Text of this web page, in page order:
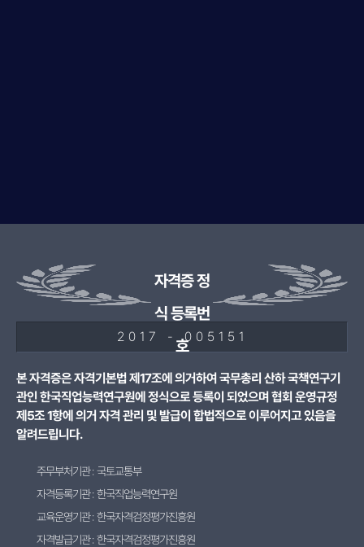
자격증 정
식 등록번
호
2017 - 005151
본 자격증은 자격기본법 제17조에 의거하여 국무총리 산하 국책연구기
관인 한국직업능력연구원에 정식으로 등록이 되었으며 협회 운영규정
제5조 1항에 의거 자격 관리 및 발급이 합법적으로 이루어지고 있음을
알려드립니다.
주무부처기관 : 국토교통부
자격등록기관 : 한국직업능력연구원
교육운영기관 : 한국자격검정평가진흥원
자격발급기관 : 한국자격검정평가진흥원